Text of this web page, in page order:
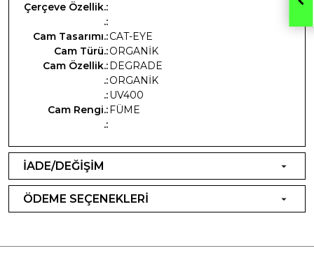
Çerçeve Özellik.:
.:
Cam Tasarımı.:CAT-EYE
Cam Türü.:ORGANİK
Cam Özellik.:DEGRADE
.:ORGANİK
.:UV400
Cam Rengi.:FÜME
.:
İADE/DEĞİŞİM
ÖDEME SEÇENEKLERİ